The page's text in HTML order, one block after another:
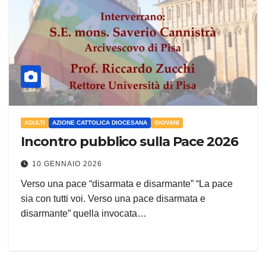
ADULTI AZIONE CATTOLICA DIOCESANA GIOVANI
Incontro pubblico sulla Pace 2026
10 GENNAIO 2026
Verso una pace “disarmata e disarmante” “La pace
sia con tutti voi. Verso una pace disarmata e
disarmante” quella invocata…